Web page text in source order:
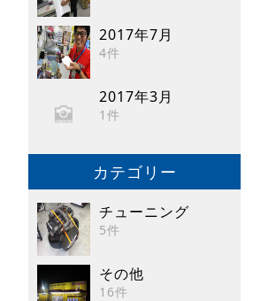
2017年7月
4件
2017年3月
1件
カテゴリー
チューニング
5件
その他
16件